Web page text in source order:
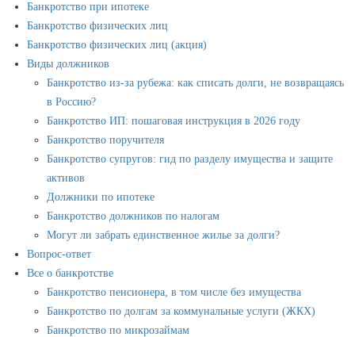
Банкротство при ипотеке
Банкротство физических лиц
Банкротство физических лиц (акция)
Виды должников
Банкротство из-за рубежа: как списать долги, не возвращаясь
в Россию?
Банкротство ИП: пошаговая инструкция в 2026 году
Банкротство поручителя
Банкротство супругов: гид по разделу имущества и защите
активов
Должники по ипотеке
Банкротство должников по налогам
Могут ли забрать единственное жилье за долги?
Вопрос-ответ
Все о банкротстве
Банкротство пенсионера, в том числе без имущества
Банкротство по долгам за коммунальные услуги (ЖКХ)
Банкротство по микрозаймам